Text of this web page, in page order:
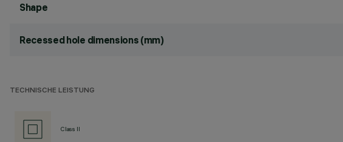
Shape
Recessed hole dimensions (mm)
TECHNISCHE LEISTUNG
Class II